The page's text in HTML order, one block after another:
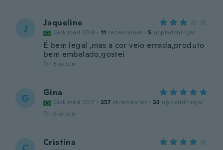
J Jaqueline
Gick med 2018 · 11 recensioner · 5 uppladdningar
É bem legal ,mas a cor veio errada,produto
bem embalado,gostei
för 6 år sen
G Gina
Gick med 2017 · 357 recensioner · 33 uppladdningar
för 6 år sen
Cristina